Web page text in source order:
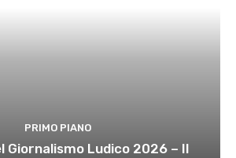
PRIMO PIANO
Giornalismo Ludico 2026 – Il